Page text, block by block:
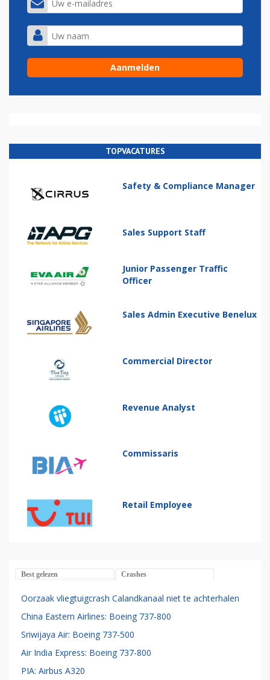
TOPVACATURES
Safety & Compliance Manager
Sales Support Staff
Junior Passenger Traffic
Officer
Sales Admin Executive Benelux
Commercial Director
Revenue Analyst
Commissaris
Retail Employee
Best gelezen Crashes
Oorzaak vliegtuigcrash Calandkanaal niet te achterhalen
China Eastern Airlines: Boeing 737-800
Sriwijaya Air: Boeing 737-500
Air India Express: Boeing 737-800
PIA: Airbus A320